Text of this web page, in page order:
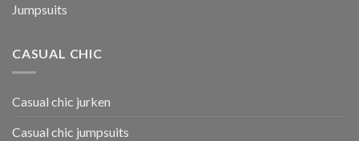
Jumpsuits
CASUAL CHIC
Casual chic jurken
Casual chic jumpsuits